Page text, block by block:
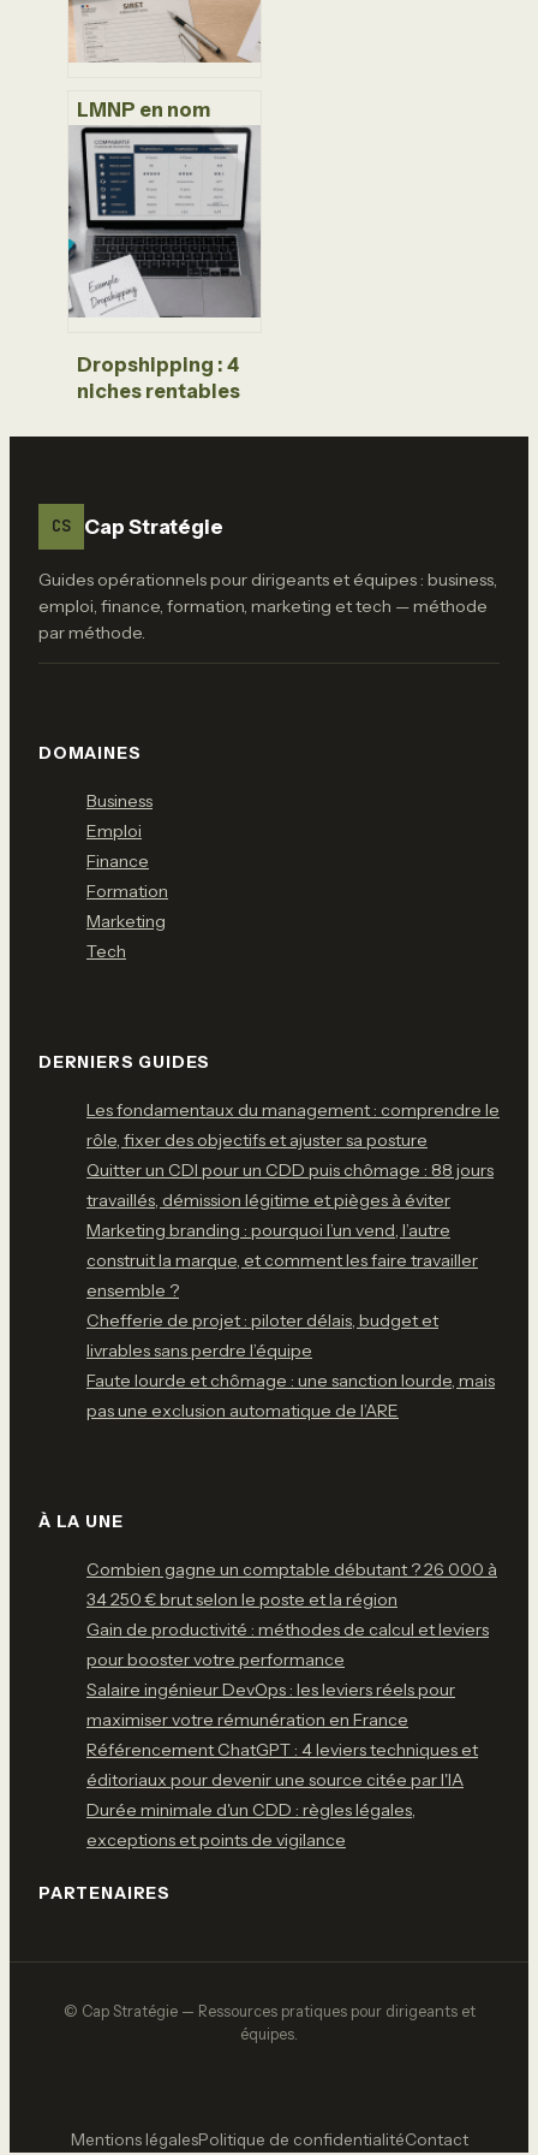
LMNP en nom
propre ou en
société : l’erreur
qui peut coûter
cher à votre
patrimoine
Dropshipping : 4
niches rentables
boutiques qui
CS Cap Stratégie
Guides opérationnels pour dirigeants et équipes : business,
emploi, finance, formation, marketing et tech — méthode
par méthode.
DOMAINES
Business
Emploi
Finance
Formation
Marketing
Tech
DERNIERS GUIDES
Les fondamentaux du management : comprendre le
rôle, fixer des objectifs et ajuster sa posture
Quitter un CDI pour un CDD puis chômage : 88 jours
travaillés, démission légitime et pièges à éviter
Marketing branding : pourquoi l’un vend, l’autre
construit la marque, et comment les faire travailler
ensemble ?
Chefferie de projet : piloter délais, budget et
livrables sans perdre l’équipe
Faute lourde et chômage : une sanction lourde, mais
pas une exclusion automatique de l’ARE
À LA UNE
Combien gagne un comptable débutant ? 26 000 à
34 250 € brut selon le poste et la région
Gain de productivité : méthodes de calcul et leviers
pour booster votre performance
Salaire ingénieur DevOps : les leviers réels pour
maximiser votre rémunération en France
Référencement ChatGPT : 4 leviers techniques et
éditoriaux pour devenir une source citée par l'IA
Durée minimale d'un CDD : règles légales,
exceptions et points de vigilance
PARTENAIRES
© Cap Stratégie — Ressources pratiques pour dirigeants et
équipes.
Mentions légalesPolitique de confidentialitéContact